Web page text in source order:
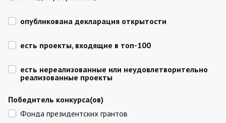
опубликована декларация открытости
есть проекты, входящие в топ-100
есть нереализованные или неудовлетворительно
реализованные проекты
Победитель конкурса(ов)
Фонда президентских грантов